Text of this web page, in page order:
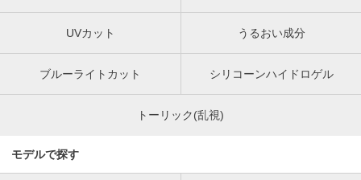
UVカット うるおい成分
ブルーライトカット シリコーンハイドロゲル
トーリック(乱視)
モデルで探す